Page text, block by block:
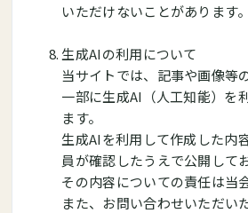
いただけないことがあります。
生成AIの利用について
当サイトでは、記事や画像等
一部に生成AI（人工知能）を
ます。
生成AIを利用して作成した内
員が確認したうえで公開してお
その内容についての責任は当
また、お問い合わせいただい